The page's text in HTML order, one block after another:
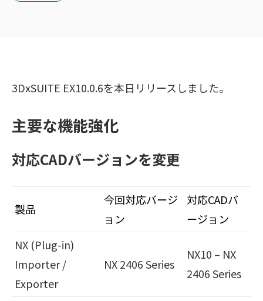
3DxSUITE EX10.0.6を本日リリースしました。
主要な機能強化
対応CADバージョンを変更
製品
今回対応バージ
ョン
対応CADバ
ージョン
NX (Plug-in)
Importer /
Exporter
NX 2406 Series
NX10 – NX
2406 Series